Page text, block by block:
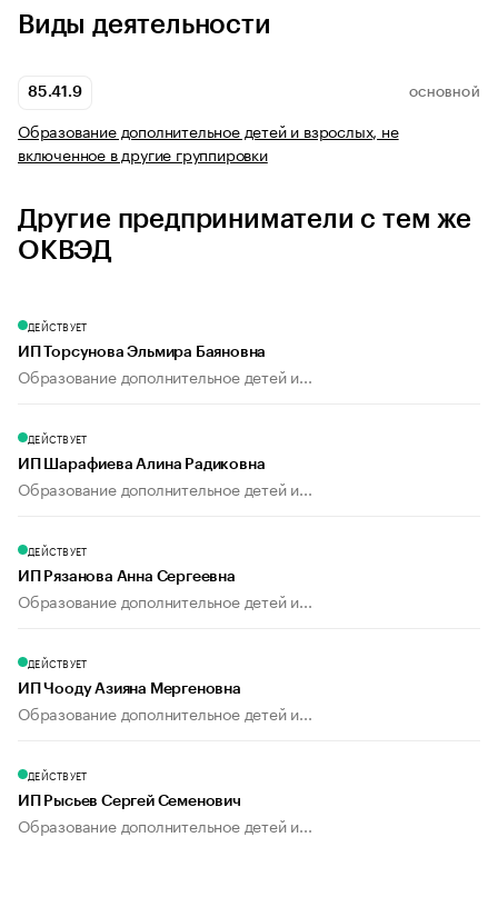
Виды деятельности
85.41.9 ОСНОВНОЙ
Образование дополнительное детей и взрослых, не
включенное в другие группировки
Другие предприниматели с тем же
ОКВЭД
ДЕЙСТВУЕТ
ИП Торсунова Эльмира Баяновна
Образование дополнительное детей и...
ДЕЙСТВУЕТ
ИП Шарафиева Алина Радиковна
Образование дополнительное детей и...
ДЕЙСТВУЕТ
ИП Рязанова Анна Сергеевна
Образование дополнительное детей и...
ДЕЙСТВУЕТ
ИП Чооду Азияна Мергеновна
Образование дополнительное детей и...
ДЕЙСТВУЕТ
ИП Рысьев Сергей Семенович
Образование дополнительное детей и...